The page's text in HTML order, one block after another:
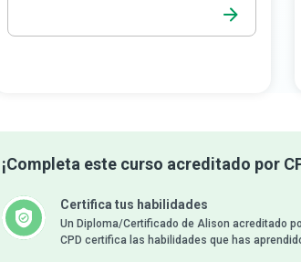
¡Completa este curso acreditado por
Certifica tus habilidades
Un Diploma/Certificado de Alison acreditado
CPD certifica las habilidades que has